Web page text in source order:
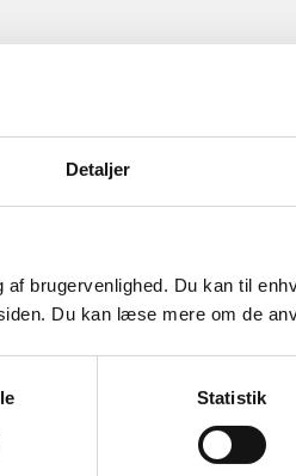
Detaljer
brugervenlighed. Du kan til
Du kan læse mere om de
Statistik